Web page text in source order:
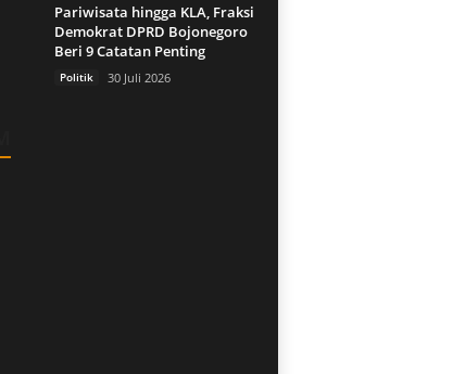
Pariwisata hingga KLA, Fraksi
Demokrat DPRD Bojonegoro
Beri 9 Catatan Penting
Politik 30 Juli 2026